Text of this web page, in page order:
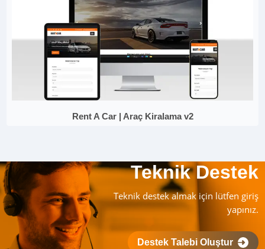
Rent A Car | Araç Kiralama v2
Teknik Destek
Teknik destek almak için lütfen giriş
yapınız.
Destek Talebi Oluştur